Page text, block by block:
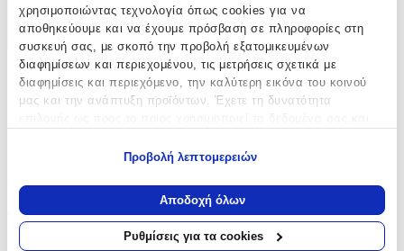
χρησιμοποιώντας τεχνολογία όπως cookies για να
αποθηκεύουμε και να έχουμε πρόσβαση σε πληροφορίες στη
συσκευή σας, με σκοπό την προβολή εξατομικευμένων
διαφημίσεων και περιεχομένου, τις μετρήσεις σχετικά με
διαφημίσεις και περιεχόμενο, την καλύτερη εικόνα του κοινού
μας και την ανάπτυξη προϊόντων. Έχετε τη δυνατότητα
Να συλλέξουμε πληροφορίες σχετικά με τη γεωγραφική
σας τοποθεσία, οι οποίες μπορεί να είναι ακριβείς σε
απόσταση μερικών μέτρων
Να αναγνωρίσουμε τη συσκευή σας σαρώνοντας ενεργά
Προβολή λεπτομερειών
Αποδοχή όλων
Ρυθμίσεις για τα cookies
Χαρακτηριστικά
+
Χαρακτηριστικά
Βασικά Χαρακτηριστικά
Τύπος: